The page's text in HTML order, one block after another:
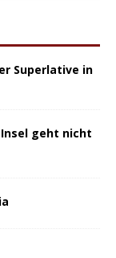
Superlative in
geht nicht